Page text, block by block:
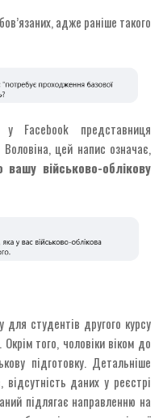
адже раніше такого
Facebook представниця
цей напис означає,
військово-облікову
студентів другого курсу
того, чоловіки віком до
підготовку. Детальніше
даних у реєстрі
підлягає направленню на